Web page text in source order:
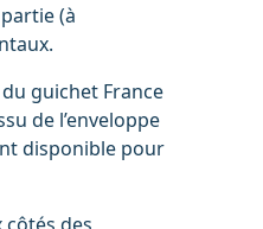
(à
guichet France
de l’enveloppe
disponible pour